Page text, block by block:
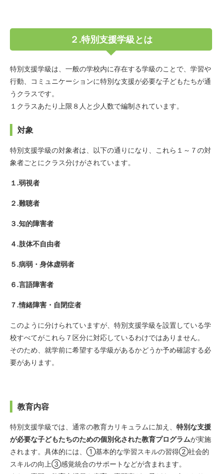
２.特別支援学級とは
特別支援学級は、一般の学校内に存在する学級のことで、学習や
行動、コミュニケーションに特別な支援が必要な子どもたちが通
うクラスです。
１クラスあたり上限８人と少人数で編制されています。
対象
特別支援学級の対象者は、以下の通りになり、これら１～７の対
象者ごとにクラス分けがされています。
１.弱視者
２.難聴者
３.知的障害者
４.肢体不自由者
５.病弱・身体虚弱者
６.言語障害者
７.情緒障害・自閉症者
このように分けられていますが、特別支援学級を設置している学
校すべてがこれら７区分に対応しているわけではありません。
そのため、就学前に希望する学級があるかどうか予め確認する必
要があります。
教育内容
特別支援学級では、通常の教育カリキュラムに加え、 特別な支援
が必要な子どもたちのための個別化された教育プログラムが実施
されます。具体的には、➀基本的な学習スキルの習得➁社会的
スキルの向上➂感覚統合のサポートなどが含まれます。